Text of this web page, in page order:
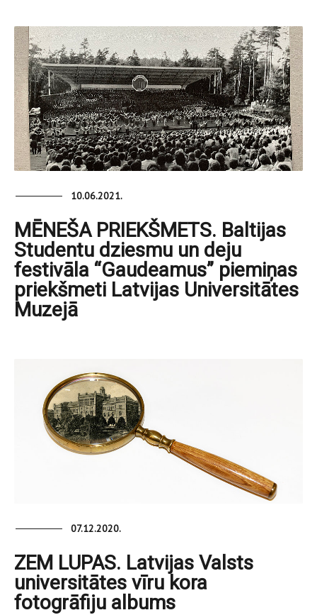
10.06.2021.
MĒNEŠA PRIEKŠMETS. Baltijas
Studentu dziesmu un deju
festivāla “Gaudeamus” piemiņas
priekšmeti Latvijas Universitātes
Muzejā
07.12.2020.
ZEM LUPAS. Latvijas Valsts
universitātes vīru kora
fotogrāfiju albums